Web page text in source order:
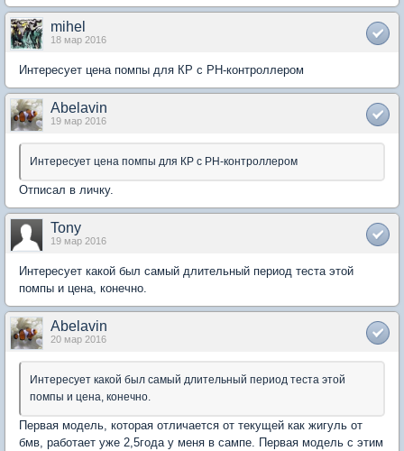
mihel
18 мар 2016
Интересует цена помпы для КР с РН-контроллером
Abelavin
19 мар 2016
Интересует цена помпы для КР с РН-контроллером
Отписал в личку.
Tony
19 мар 2016
Интересует какой был самый длительный период теста этой
помпы и цена, конечно.
Abelavin
20 мар 2016
Интересует какой был самый длительный период теста этой
помпы и цена, конечно.
Первая модель, которая отличается от текущей как жигуль от
бмв, работает уже 2,5года у меня в сампе. Первая модель с этим